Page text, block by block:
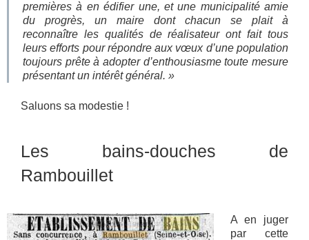
premières à en édifier une, et une municipalité amie
du progrès, un maire dont chacun se plait à
reconnaître les qualités de réalisateur ont fait tous
leurs efforts pour répondre aux vœux d’une population
toujours prête à adopter d’enthousiasme toute mesure
présentant un intérêt général. »
Saluons sa modestie !
Les bains-douches de
Rambouillet
A en juger
par cette